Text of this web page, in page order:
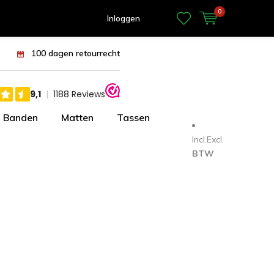
Inloggen
0
100 dagen retourrecht
Banden Matten Tassen
Incl.Excl.
BTW